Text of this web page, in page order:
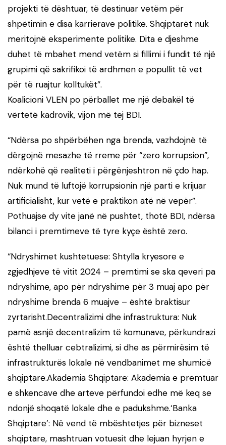
projekti të dështuar, të destinuar vetëm për
shpëtimin e disa karrierave politike. Shqiptarët nuk
meritojnë eksperimente politike. Dita e djeshme
duhet të mbahet mend vetëm si fillimi i fundit të një
grupimi që sakrifikoi të ardhmen e popullit të vet
për të ruajtur kolltukët”.
Koalicioni VLEN po përballet me një debakël të
vërtetë kadrovik, vijon më tej BDI.
“Ndërsa po shpërbëhen nga brenda, vazhdojnë të
dërgojnë mesazhe të rreme për “zero korrupsion”,
ndërkohë që realiteti i përgënjeshtron në çdo hap.
Nuk mund të luftojë korrupsionin një parti e krijuar
artificialisht, kur vetë e praktikon atë në vepër”.
Pothuajse dy vite janë në pushtet, thotë BDI, ndërsa
bilanci i premtimeve të tyre kyçe është zero.
“Ndryshimet kushtetuese: Shtylla kryesore e
zgjedhjeve të vitit 2024 – premtimi se ska qeveri pa
ndryshime, apo për ndryshime për 3 muaj apo për
ndryshime brenda 6 muajve – është braktisur
zyrtarisht.Decentralizimi dhe infrastruktura: Nuk
pamë asnjë decentralizim të komunave, përkundrazi
është thelluar cebtralizimi, si dhe as përmirësim të
infrastrukturës lokale në vendbanimet me shumicë
shqiptare.Akademia Shqiptare: Akademia e premtuar
e shkencave dhe arteve përfundoi edhe më keq se
ndonjë shoqatë lokale dhe e padukshme.‘Banka
Shqiptare’: Në vend të mbështetjes për bizneset
shqiptare, mashtruan votuesit dhe lejuan hyrjen e